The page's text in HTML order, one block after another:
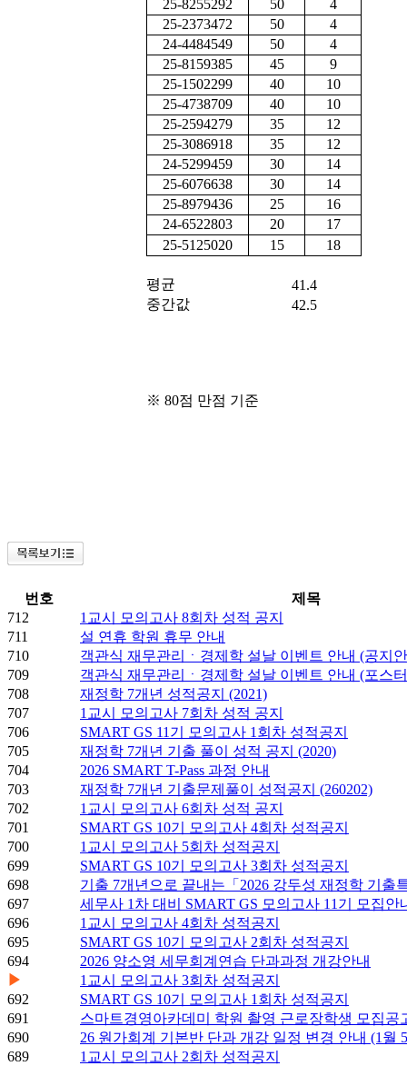
25-8255292
50
4
25-2373472
50
4
24-4484549
50
4
25-8159385
45
9
25-1502299
40
10
25-4738709
40
10
25-2594279
35
12
25-3086918
35
12
24-5299459
30
14
25-6076638
30
14
25-8979436
25
16
24-6522803
20
17
25-5125020
15 18
평균
41.4
중간값
42.5
※ 80점 만점 기준
번호
제목
712
1교시 모의고사 8회차 성적 공지
711
설 연휴 학원 휴무 안내
710
객관식 재무관리ㆍ경제학 설날 이벤트 안내 (공지
709
객관식 재무관리ㆍ경제학 설날 이벤트 안내 (포스
708
재정학 7개년 성적공지 (2021)
707
1교시 모의고사 7회차 성적 공지
706
SMART GS 11기 모의고사 1회차 성적공지
705
재정학 7개년 기출 풀이 성적 공지 (2020)
704
2026 SMART T-Pass 과정 안내
703
재정학 7개년 기출문제풀이 성적공지 (260202)
702
1교시 모의고사 6회차 성적 공지
701
SMART GS 10기 모의고사 4회차 성적공지
700
1교시 모의고사 5회차 성적공지
699
SMART GS 10기 모의고사 3회차 성적공지
698
기출 7개년으로 끝내는「2026 강두성 재정학 기출
697
세무사 1차 대비 SMART GS 모의고사 11기 모집안
696
1교시 모의고사 4회차 성적공지
695
SMART GS 10기 모의고사 2회차 성적공지
694
2026 양소영 세무회계연습 단과과정 개강안내
▶
1교시 모의고사 3회차 성적공지
692
SMART GS 10기 모의고사 1회차 성적공지
691
스마트경영아카데미 학원 촬영 근로장학생 모집공
690
26 원가회계 기본반 단과 개강 일정 변경 안내 (1월
689
1교시 모의고사 2회차 성적공지